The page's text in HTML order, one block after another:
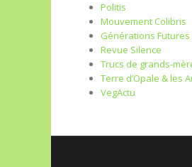
Politis
Mouvement Colibris
Générations Futures
Revue Silence
Trucs de grands-
Terre d’Opale & les
VegActu